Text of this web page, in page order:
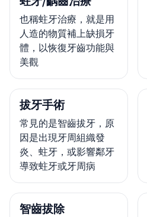
也稱蛀牙治療，就是用
人造的物質補上缺損牙
體，以恢復牙齒功能與
美觀
拔牙手術
常見的是智齒拔牙，原
因是出現牙周組織發
炎、蛀牙，或影響鄰牙
導致蛀牙或牙周病
智齒拔除